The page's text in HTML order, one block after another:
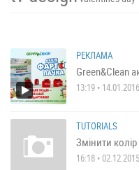
РЕКЛАМА
Green&Clean
13:19 • 14.01.2016
TUTORIALS
Змінити
16:18 • 02.12.2015